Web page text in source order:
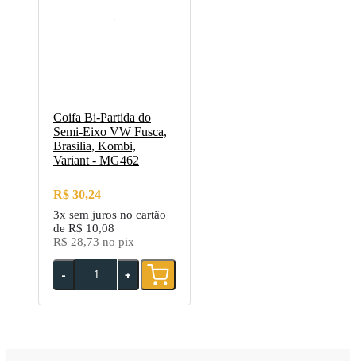
Coifa Bi-Partida do
Semi-Eixo VW Fusca,
Brasilia, Kombi,
Variant - MG462
R$ 30,24
3x sem juros no cartão
de R$ 10,08
R$ 28,73 no pix
- +